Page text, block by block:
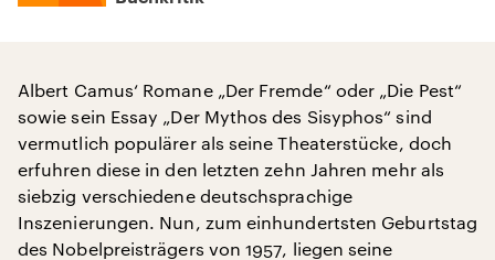
Albert Camus‘ Romane „Der Fremde“ oder „Die Pest“
sowie sein Essay „Der Mythos des Sisyphos“ sind
vermutlich populärer als seine Theaterstücke, doch
erfuhren diese in den letzten zehn Jahren mehr als
siebzig verschiedene deutschsprachige
Inszenierungen. Nun, zum einhundertsten Geburtstag
des Nobelpreisträgers von 1957, liegen seine